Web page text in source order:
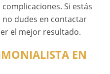
Si estás
dudes en contactar
el mejor resultado.
EN